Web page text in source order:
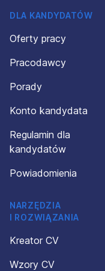
DLA KANDYDATÓW
Oferty pracy
Pracodawcy
Porady
Konto kandydata
Regulamin dla
kandydatów
Powiadomienia
NARZĘDZIA
I ROZWIĄZANIA
Kreator CV
Wzory CV